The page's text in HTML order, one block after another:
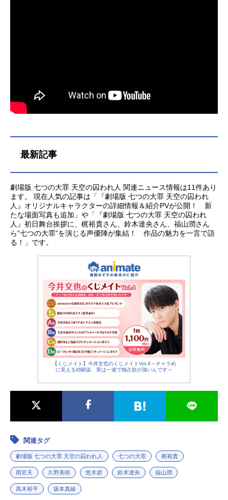
最新記事
劇場版 七つの大罪 天空の囚われ人 関連ニュース情報は11件あり
ます。 現在人気の記事は「『劇場版 七つの大罪 天空の囚われ
人』オリジナルキャラクターの詳細情報＆紹介PVが公開！ 新
たな場面写真も追加」や「『劇場版 七つの大罪 天空の囚われ
人』初日舞台挨拶に、梶裕貴さん、鈴木達央さん、福山潤さん
ら“七つの大罪”を演じる声優陣が集結！ 作品の魅力を一言で語
る！」です。
【くじメイト】今井文也のくじメイトVol.4～チャラめ
に見える幼馴染、実は一途で独占欲が強いんです～
関連タグ
劇場版 七つの大罪 天空の囚われ人 七つの大罪 梶裕貴
雨宮天 久野美咲 悠木碧 鈴木達央 福山潤
髙木裕平 坂本真綾